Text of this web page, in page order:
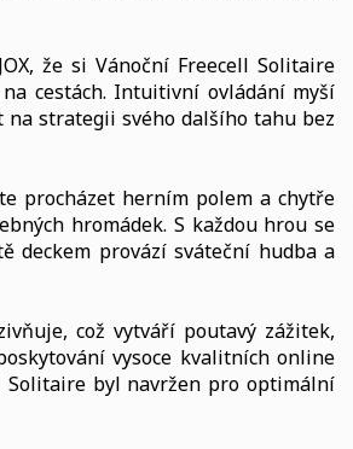
že si Vánoční Freecell Solitaire
cestách. Intuitivní ovládání myší
strategii svého dalšího tahu bez
procházet herním polem a chytře
hromádek. S každou hrou se
deckem provází sváteční hudba a
což vytváří poutavý zážitek,
vysoce kvalitních online
Solitaire byl navržen pro optimální